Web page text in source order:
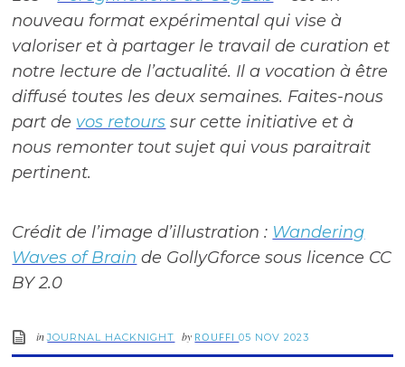
nouveau format expérimental qui vise à
valoriser et à partager le travail de curation et
notre lecture de l’actualité. Il a vocation à être
diffusé toutes les deux semaines. Faites-nous
part de vos retours sur cette initiative et à
nous remonter tout sujet qui vous paraitrait
pertinent.
Crédit de l’image d’illustration : Wandering
Waves of Brain de GollyGforce sous licence CC
BY 2.0
inJOURNAL HACKNIGHT by ROUFFI05 NOV 2023